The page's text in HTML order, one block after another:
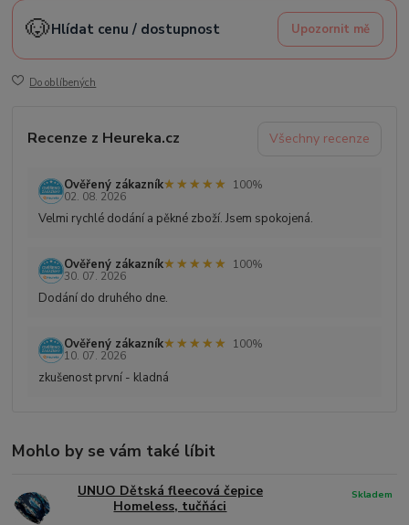
🐶Hlídat cenu / dostupnost Upozornit mě
Do oblíbených
Recenze z Heureka.cz Všechny recenze
Ověřený zákazník★★★★★
★★★★★
100%
02. 08. 2026
Velmi rychlé dodání a pěkné zboží. Jsem spokojená.
Ověřený zákazník★★★★★
★★★★★
100%
30. 07. 2026
Dodání do druhého dne.
Ověřený zákazník★★★★★
★★★★★
100%
10. 07. 2026
zkušenost první - kladná
Mohlo by se vám také líbit
UNUO Dětská fleecová čepice
Homeless, tučňáci
Skladem